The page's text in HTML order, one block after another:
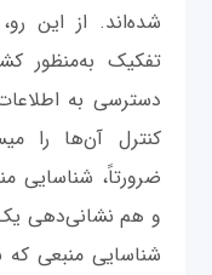
شده‌اند. از این
تفکیک به‌منظور
دسترسی به
کنترل آن‌ها را
ضرورتاً، شناسایی
و هم نشانی‌دهی یک
شناسایی منبعی که